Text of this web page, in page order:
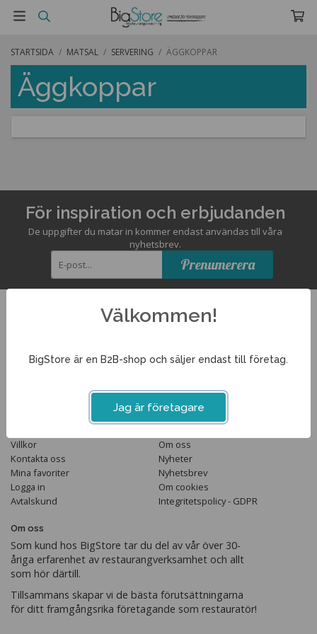
STARTSIDA / MATSAL / SERVERING / ÄGGKOPPAR
Äggkoppar
För inspiration och erbjudanden
De uppgifter du matar in kommer endast användas till våra
nyhetsbrev.
Prenumerera
Följ oss
Villkor
Kontakta oss
Mina favoriter
Logga in
Avtalskund
Information
Om oss
Nyheter
Nyhetsbrev
Om cookies
Integritetspolicy - GDPR
Om oss
Som kund hos BigStore tar du del av vår över 30-
åriga erfarenhet av restaurangverksamhet och allt
som hör därtill.
Tillsammans skapar vi de bästa förutsättningarna
för ditt framgångsrika företagande som restauratör!
Välkommen!
BigStore är en B2B-shop och säljer endast till företag.
Jag är företagare